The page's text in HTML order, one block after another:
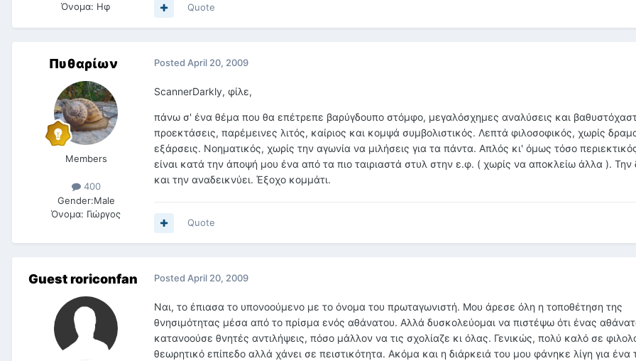
Όνομα: Ηφ Quote
Πυθαρίων
Members
400
Gender:Male
Όνομα: Γιώργος
Posted April 20, 2009
ScannerDarkly, φίλε,
πάνω σ' ένα θέμα που θα επέτρεπε βαρύγδουπο στόμφο, μεγαλόσχημες αναλύσεις και
προεκτάσεις, παρέμεινες λιτός, καίριος και κομψά συμβολιστικός. Λεπτά φιλοσοφικός, χωρίς
εξάρσεις. Νοηματικός, χωρίς την αγωνία να μιλήσεις για τα πάντα. Απλός κι' όμως τόσο
είναι κατά την άποψή μου ένα από τα πιο ταιριαστά στυλ στην ε.φ. ( χωρίς να αποκλείω άλλα ). Την
και την αναδεικνύει. Έξοχο κομμάτι.
Quote
Guest roriconfan Posted April 20, 2009
Ναι, το έπιασα το υπονοούμενο με το όνομα του πρωταγωνιστή. Μου άρεσε όλη η τοποθέτηση της
θνησιμότητας μέσα από το πρίσμα ενός αθάνατου. Αλλά δυσκολεύομαι να πιστέψω ότι ένας
κατανοούσε θνητές αντιλήψεις, πόσο μάλλον να τις σχολίαζε κι όλας. Γενικώς, πολύ καλό σε
θεωρητικό επίπεδο αλλά χάνει σε πειστικότητα. Ακόμα και η διάρκειά του μου φάνηκε λίγη για ένα